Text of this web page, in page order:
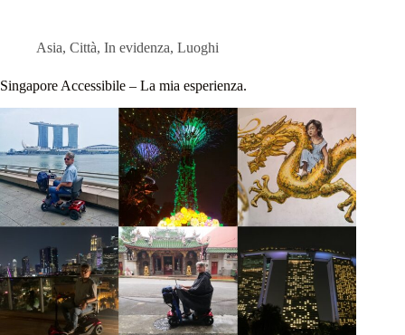
Asia, Città, In evidenza, Luoghi
Singapore Accessibile – La mia esperienza.